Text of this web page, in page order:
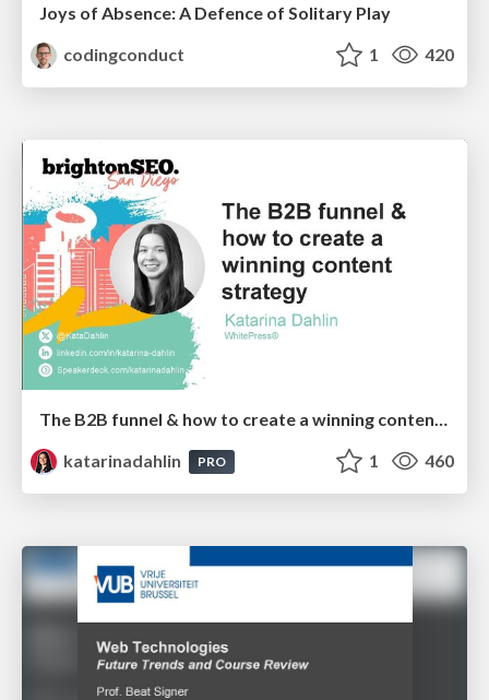
Joys of Absence: A Defence of Solitary Play
codingconduct
1 420
The B2B funnel & how to create a winning content strategy
katarinadahlin
PRO 1 460